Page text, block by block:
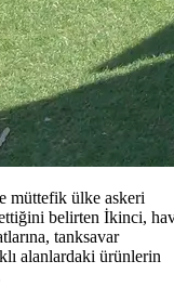
müttefik ülke askeri
belirten İkinci,
tanksavar
alanlardaki ürünlerin